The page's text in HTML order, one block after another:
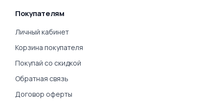
Покупателям
Личный кабинет
Корзина покупателя
Покупай со скидкой
Обратная связь
Договор оферты